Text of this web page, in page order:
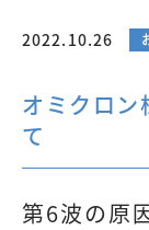
2022.10.26
オミクロン
て
第6波の原